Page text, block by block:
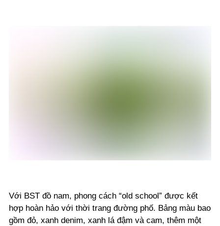
Với BST đồ nam, phong cách “old school” được kết
hợp hoàn hảo với thời trang đường phố. Bảng màu bao
gồm đỏ, xanh denim, xanh lá đậm và cam, thêm một